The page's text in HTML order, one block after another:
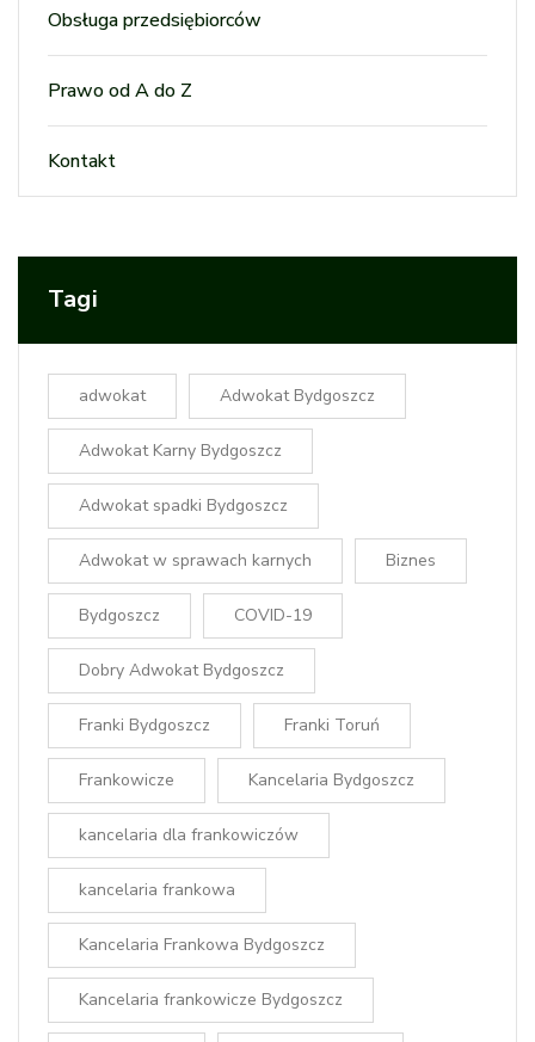
Obsługa przedsiębiorców
Prawo od A do Z
Kontakt
Tagi
adwokat Adwokat Bydgoszcz
Adwokat Karny Bydgoszcz
Adwokat spadki Bydgoszcz
Adwokat w sprawach karnych Biznes
Bydgoszcz COVID-19
Dobry Adwokat Bydgoszcz
Franki Bydgoszcz Franki Toruń
Frankowicze Kancelaria Bydgoszcz
kancelaria dla frankowiczów
kancelaria frankowa
Kancelaria Frankowa Bydgoszcz
Kancelaria frankowicze Bydgoszcz